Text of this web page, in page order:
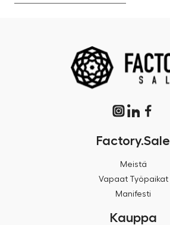
Factory.Sale
Meistä
Vapaat Työpaikat
Manifesti
Kauppa